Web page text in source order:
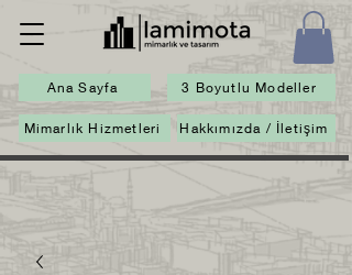
Ana Sayfa 3 Boyutlu Modeller
Mimarlık Hizmetleri Hakkımızda / İletişim